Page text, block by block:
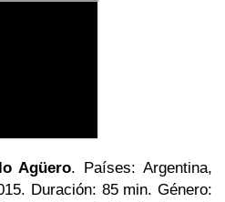
Agüero. Países: Argentina,
Duración: 85 min. Género: